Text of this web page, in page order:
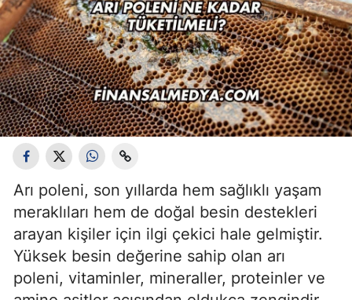
Arı poleni, son yıllarda hem sağlıklı yaşam
meraklıları hem de doğal besin destekleri
arayan kişiler için ilgi çekici hale gelmiştir.
Yüksek besin değerine sahip olan arı
poleni, vitaminler, mineraller, proteinler ve